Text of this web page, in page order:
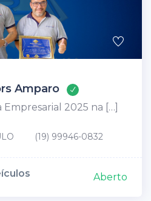
Amparo
2025 na […]
(19) 99946-0832
Aberto